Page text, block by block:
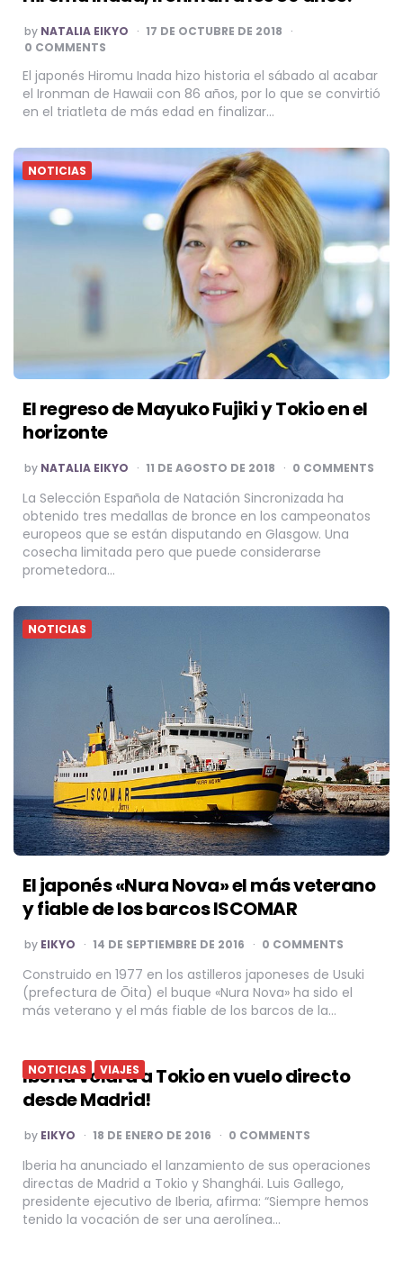
POSTED
BY
by NATALIA EIKYO
17 DE OCTUBRE DE 2018
0 COMMENTS
El japonés Hiromu Inada hizo historia el sábado al acabar
el Ironman de Hawaii con 86 años, por lo que se convirtió
en el triatleta de más edad en finalizar…
NOTICIAS
El regreso de Mayuko Fujiki y Tokio en el
horizonte
POSTED
BY
by NATALIA EIKYO 11 DE AGOSTO DE 2018 0 COMMENTS
La Selección Española de Natación Sincronizada ha
obtenido tres medallas de bronce en los campeonatos
europeos que se están disputando en Glasgow. Una
cosecha limitada pero que puede considerarse
prometedora…
NOTICIAS
El japonés «Nura Nova» el más veterano
y fiable de los barcos ISCOMAR
POSTED
BY
by EIKYO 14 DE SEPTIEMBRE DE 2016 0 COMMENTS
Construido en 1977 en los astilleros japoneses de Usuki
(prefectura de Ōita) el buque «Nura Nova» ha sido el
más veterano y el más fiable de los barcos de la…
NOTICIAS VIAJES
Iberia volará a Tokio en vuelo directo
desde Madrid!
POSTED
BY
by EIKYO 18 DE ENERO DE 2016 0 COMMENTS
Iberia ha anunciado el lanzamiento de sus operaciones
directas de Madrid a Tokio y Shanghái. Luis Gallego,
presidente ejecutivo de Iberia, afirma: “Siempre hemos
tenido la vocación de ser una aerolínea…